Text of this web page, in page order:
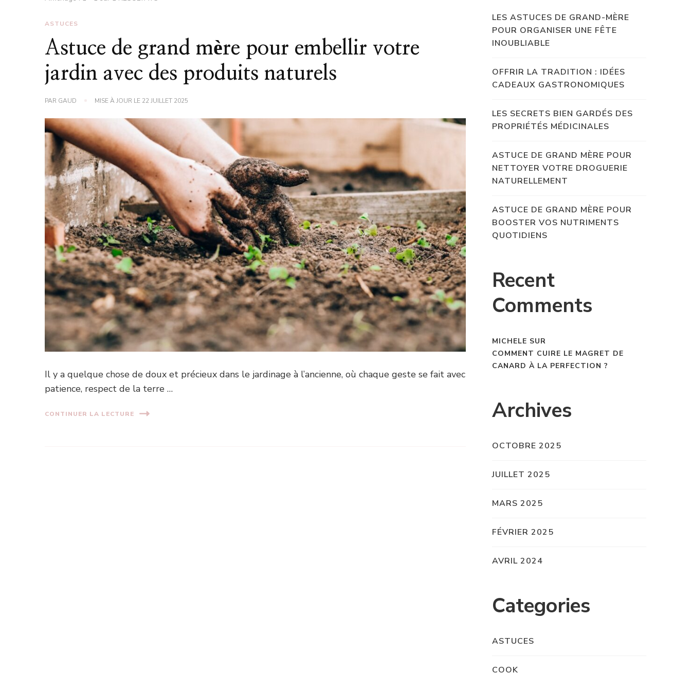
ASTUCES
Astuce de grand mère pour embellir votre
jardin avec des produits naturels
PAR GAUD MISE À JOUR LE 22 JUILLET 2025
Il y a quelque chose de doux et précieux dans le jardinage à l’ancienne, où chaque geste se fait avec
patience, respect de la terre …
CONTINUER LA LECTURE
LES ASTUCES DE GRAND-MÈRE
POUR ORGANISER UNE FÊTE
INOUBLIABLE
OFFRIR LA TRADITION : IDÉES
CADEAUX GASTRONOMIQUES
LES SECRETS BIEN GARDÉS DES
PROPRIÉTÉS MÉDICINALES
ASTUCE DE GRAND MÈRE POUR
NETTOYER VOTRE DROGUERIE
NATURELLEMENT
ASTUCE DE GRAND MÈRE POUR
BOOSTER VOS NUTRIMENTS
QUOTIDIENS
Recent
Comments
MICHELE SUR
COMMENT CUIRE LE MAGRET DE
CANARD À LA PERFECTION ?
Archives
OCTOBRE 2025
JUILLET 2025
MARS 2025
FÉVRIER 2025
AVRIL 2024
Categories
ASTUCES
COOK